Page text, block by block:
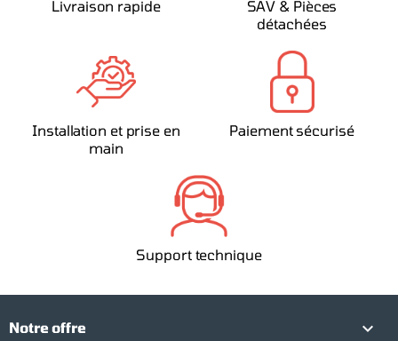
Livraison rapide
SAV & Pièces
détachées
Installation et prise en
main
Paiement sécurisé
Support technique
Notre offre 